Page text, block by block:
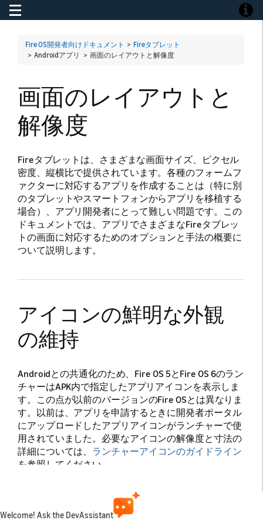
Toggle navigation
Fire OS開発者向けドキュメント > Fireタブレット
> Androidアプリ > 画面のレイアウトと解像度
画面のレイアウトと
解像度
Fireタブレットは、さまざまな画面サイズ、ピクセル
密度、縦横比で提供されています。各種のフォームフ
ァクターに対応するアプリを作成することは（特に別
のタブレットやスマートフォンからアプリを移植する
場合）、アプリ開発者にとって難しい問題です。この
ドキュメントでは、アプリでさまざまなFireタブレッ
トの画面に対応するためのオプションと手法の概要に
ついて説明します。
アイコンの鮮明な外観
の維持
Androidとの共通化のため、Fire OS 5とFire OS 6のラン
チャーはAPK内で指定したアプリアイコンを表示しま
す。この点が以前のバージョンのFire OSとは異なりま
す。以前は、アプリを申請するときに開発者ポータル
にアップロードしたアプリアイコンがランチャーで使
用されていました。必要なアイコンの解像度と寸法の
詳細については、 ランチャーアイコンのガイドライン
を参照してください。
アプリを実行するさまざまなデバイスでアイコンをテ
ストします。ブランドを積極的に示す明確かつ識別可
能な画像をアイコンにするようにします。
Welcome! Ask the DevAssistant